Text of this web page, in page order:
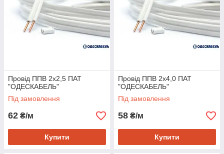
Провід ППВ 2х2,5 ПАТ
"ОДЕСКАБЕЛЬ"
Під замовлення
62 ₴/м
Купити
Провід ППВ 2х4,0 ПАТ
"ОДЕСКАБЕЛЬ"
Під замовлення
58 ₴/м
Купити